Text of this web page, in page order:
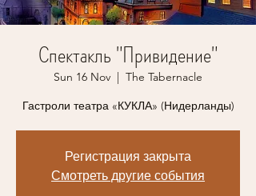
Спектакль "Привидение"
Sun 16 Nov
  |
The Tabernacle
Гастроли театра «КУКЛА» (Нидерланды)
Регистрация закрыта
Смотреть другие события